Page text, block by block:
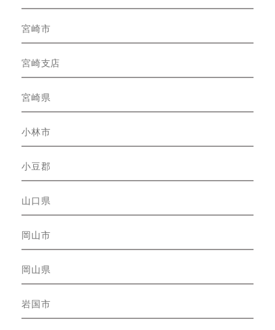
宮崎市
宮崎支店
宮崎県
小林市
小豆郡
山口県
岡山市
岡山県
岩国市